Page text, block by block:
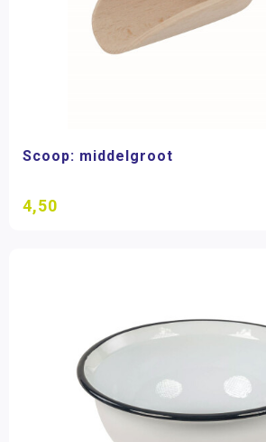
Scoop: middelgroot
4,50